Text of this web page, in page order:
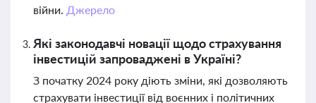
війни. Джерело
Які законодавчі новації щодо страхування
інвестицій запроваджені в Україні?
З початку 2024 року діють зміни, які дозволяють
страхувати інвестиції від воєнних і політичних